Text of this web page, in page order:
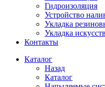
Гидроизоляция
Устройство
Укладка
Укладка
Контакты
Каталог
Назад
Каталог